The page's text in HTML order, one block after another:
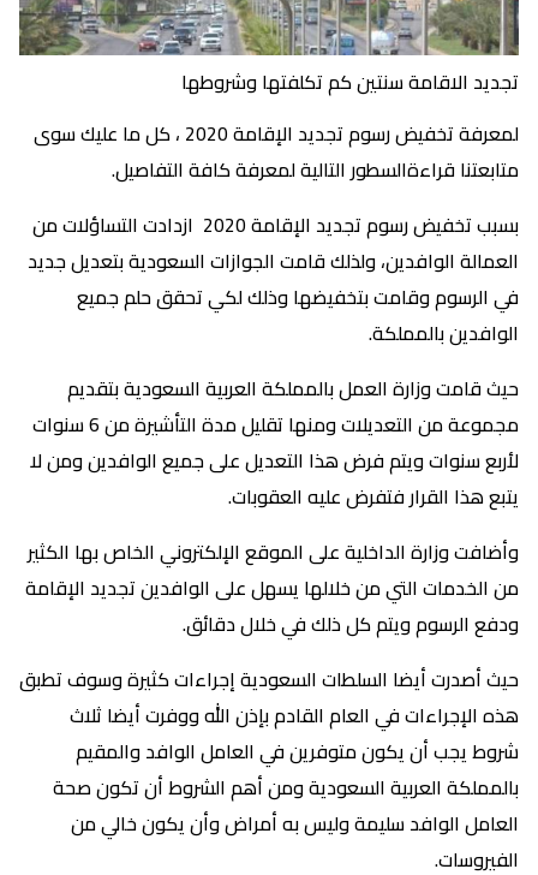
تجديد الاقامة سنتين كم تكلفتها وشروطها
لمعرفة تخفيض رسوم تجديد الإقامة 2020 ، كل ما عليك سوى
متابعتنا قراءةالسطور التالية لمعرفة كافة التفاصيل.
بسبب تخفيض رسوم تجديد الإقامة 2020 ازدادت التساؤلات من
العمالة الوافدين، ولذلك قامت الجوازات السعودية بتعديل جديد
في الرسوم وقامت بتخفيضها وذلك لكي تحقق حلم جميع
الوافدين بالمملكة.
حيث قامت وزارة العمل بالمملكة العربية السعودية بتقديم
مجموعة من التعديلات ومنها تقليل مدة التأشيرة من 6 سنوات
لأربع سنوات ويتم فرض هذا التعديل على جميع الوافدين ومن لا
يتبع هذا القرار فتفرض عليه العقوبات.
وأضافت وزارة الداخلية على الموقع الإلكتروني الخاص بها الكثير
من الخدمات التي من خلالها يسهل على الوافدين تجديد الإقامة
ودفع الرسوم ويتم كل ذلك في خلال دقائق.
حيث أصدرت أيضا السلطات السعودية إجراءات كثيرة وسوف تطبق
هذه الإجراءات في العام القادم بإذن الله ووفرت أيضا ثلاث
شروط يجب أن يكون متوفرين في العامل الوافد والمقيم
بالمملكة العربية السعودية ومن أهم الشروط أن تكون صحة
العامل الوافد سليمة وليس به أمراض وأن يكون خالي من
الفيروسات.